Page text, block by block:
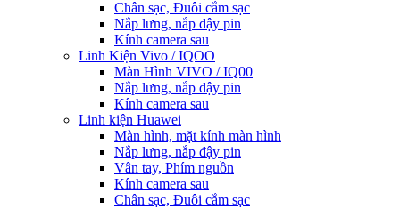
Chân sạc, Đuôi cắm sạc
Nắp lưng, nắp đậy pin
Kính camera sau
Linh Kiện Vivo / IQOO
Màn Hình VIVO / IQ00
Nắp lưng, nắp đậy pin
Kính camera sau
Linh kiện Huawei
Màn hình, mặt kính màn hình
Nắp lưng, nắp đậy pin
Vân tay, Phím nguồn
Kính camera sau
Chân sạc, Đuôi cắm sạc